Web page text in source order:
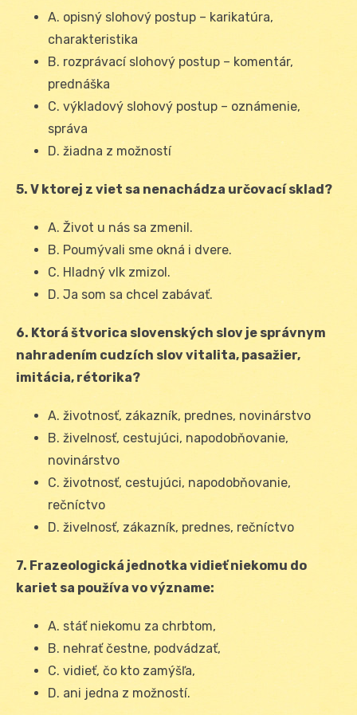
A. opisný slohový postup – karikatúra,
charakteristika
B. rozprávací slohový postup – komentár,
prednáška
C. výkladový slohový postup – oznámenie,
správa
D. žiadna z možností
5. V ktorej z viet sa nenachádza určovací sklad?
A. Život u nás sa zmenil.
B. Poumývali sme okná i dvere.
C. Hladný vlk zmizol.
D. Ja som sa chcel zabávať.
6. Ktorá štvorica slovenských slov je správnym
nahradením cudzích slov vitalita, pasažier,
imitácia, rétorika?
A. životnosť, zákazník, prednes, novinárstvo
B. živelnosť, cestujúci, napodobňovanie,
novinárstvo
C. životnosť, cestujúci, napodobňovanie,
rečníctvo
D. živelnosť, zákazník, prednes, rečníctvo
7. Frazeologická jednotka vidieť niekomu do
kariet sa používa vo význame:
A. stáť niekomu za chrbtom,
B. nehrať čestne, podvádzať,
C. vidieť, čo kto zamýšľa,
D. ani jedna z možností.